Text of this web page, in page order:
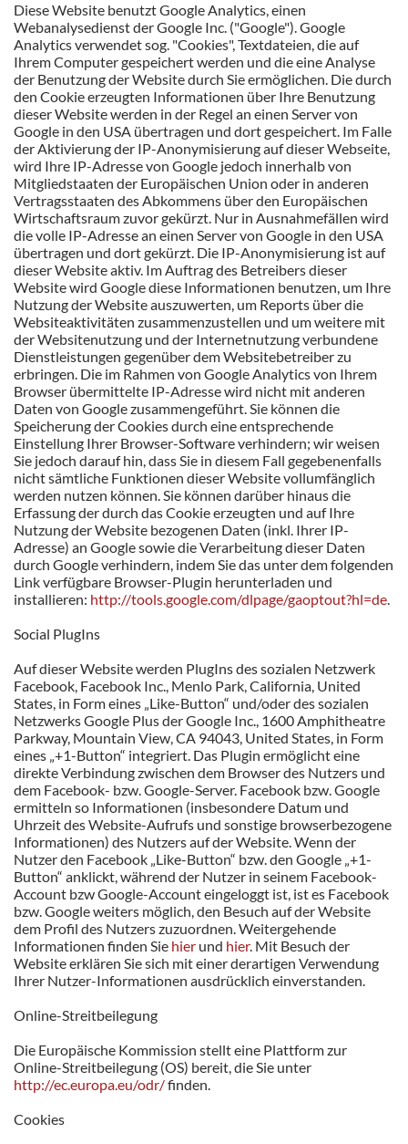
Diese Website benutzt Google Analytics, einen
Webanalysedienst der Google Inc. ("Google"). Google
Analytics verwendet sog. "Cookies", Textdateien, die auf
Ihrem Computer gespeichert werden und die eine Analyse
der Benutzung der Website durch Sie ermöglichen. Die durch
den Cookie erzeugten Informationen über Ihre Benutzung
dieser Website werden in der Regel an einen Server von
Google in den USA übertragen und dort gespeichert. Im Falle
der Aktivierung der IP-Anonymisierung auf dieser Webseite,
wird Ihre IP-Adresse von Google jedoch innerhalb von
Mitgliedstaaten der Europäischen Union oder in anderen
Vertragsstaaten des Abkommens über den Europäischen
Wirtschaftsraum zuvor gekürzt. Nur in Ausnahmefällen wird
die volle IP-Adresse an einen Server von Google in den USA
übertragen und dort gekürzt. Die IP-Anonymisierung ist auf
dieser Website aktiv. Im Auftrag des Betreibers dieser
Website wird Google diese Informationen benutzen, um Ihre
Nutzung der Website auszuwerten, um Reports über die
Websiteaktivitäten zusammenzustellen und um weitere mit
der Websitenutzung und der Internetnutzung verbundene
Dienstleistungen gegenüber dem Websitebetreiber zu
erbringen. Die im Rahmen von Google Analytics von Ihrem
Browser übermittelte IP-Adresse wird nicht mit anderen
Daten von Google zusammengeführt. Sie können die
Speicherung der Cookies durch eine entsprechende
Einstellung Ihrer Browser-Software verhindern; wir weisen
Sie jedoch darauf hin, dass Sie in diesem Fall gegebenenfalls
nicht sämtliche Funktionen dieser Website vollumfänglich
werden nutzen können. Sie können darüber hinaus die
Erfassung der durch das Cookie erzeugten und auf Ihre
Nutzung der Website bezogenen Daten (inkl. Ihrer IP-
Adresse) an Google sowie die Verarbeitung dieser Daten
durch Google verhindern, indem Sie das unter dem folgenden
Link verfügbare Browser-Plugin herunterladen und
installieren: http://tools.google.com/dlpage/gaoptout?hl=de.
Social PlugIns
Auf dieser Website werden PlugIns des sozialen Netzwerk
Facebook, Facebook Inc., Menlo Park, California, United
States, in Form eines „Like-Button“ und/oder des sozialen
Netzwerks Google Plus der Google Inc., 1600 Amphitheatre
Parkway, Mountain View, CA 94043, United States, in Form
eines „+1-Button“ integriert. Das Plugin ermöglicht eine
direkte Verbindung zwischen dem Browser des Nutzers und
dem Facebook- bzw. Google-Server. Facebook bzw. Google
ermitteln so Informationen (insbesondere Datum und
Uhrzeit des Website-Aufrufs und sonstige browserbezogene
Informationen) des Nutzers auf der Website. Wenn der
Nutzer den Facebook „Like-Button“ bzw. den Google „+1-
Button“ anklickt, während der Nutzer in seinem Facebook-
Account bzw Google-Account eingeloggt ist, ist es Facebook
bzw. Google weiters möglich, den Besuch auf der Website
dem Profil des Nutzers zuzuordnen. Weitergehende
Informationen finden Sie hier und hier. Mit Besuch der
Website erklären Sie sich mit einer derartigen Verwendung
Ihrer Nutzer-Informationen ausdrücklich einverstanden.
Online-Streitbeilegung
Die Europäische Kommission stellt eine Plattform zur
Online-Streitbeilegung (OS) bereit, die Sie unter
http://ec.europa.eu/odr/finden.
Cookies